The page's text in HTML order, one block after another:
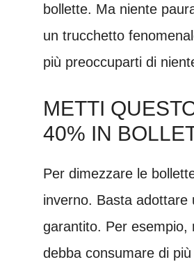
bollette. Ma niente
un trucchetto
più preoccuparti di
METTI
40% IN
Per dimezzare le
inverno. Basta adottare
garantito. Per esempio,
debba consumare di